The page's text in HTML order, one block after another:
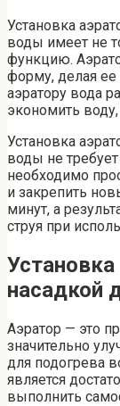
Установка
воды имеет не
функцию.
форму, делая ее
аэратору вода
экономить
Установка
воды не
необходимо
и закрепить
минут, а
струя при
Установка
насадкой
Аэратор — это
значительно
для подогрева
является
выполнить